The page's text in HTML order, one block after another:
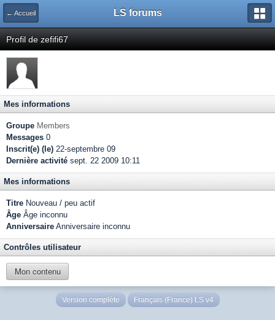
← Accueil LS forums
Profil de zefifi67
Mes informations
Groupe Members
Messages 0
Inscrit(e) (le) 22-septembre 09
Dernière activité sept. 22 2009 10:11
Mes informations
Titre Nouveau / peu actif
Âge Âge inconnu
Anniversaire Anniversaire inconnu
Contrôles utilisateur
Mon contenu
Version complète Français (France) LS v4